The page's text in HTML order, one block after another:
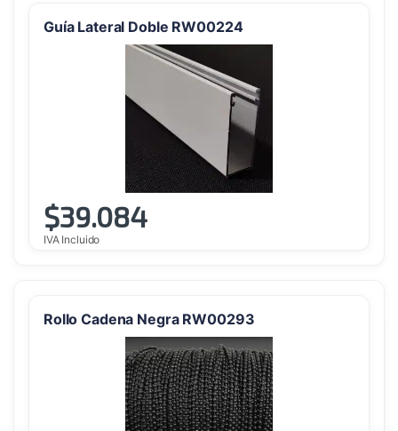
Guía Lateral Doble RW00224
$39.084
IVA Incluido
Rollo Cadena Negra RW00293